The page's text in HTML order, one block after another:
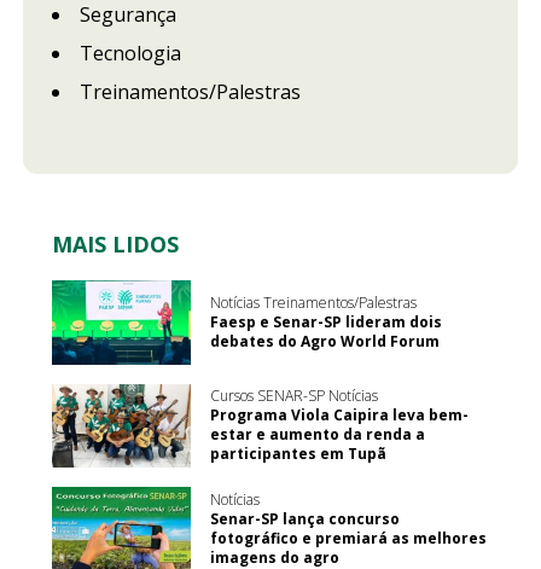
Segurança
Tecnologia
Treinamentos/Palestras
MAIS LIDOS
Notícias Treinamentos/Palestras
Faesp e Senar-SP lideram dois
debates do Agro World Forum
Cursos SENAR-SP Notícias
Programa Viola Caipira leva bem-
estar e aumento da renda a
participantes em Tupã
Notícias
Senar-SP lança concurso
fotográfico e premiará as melhores
imagens do agro